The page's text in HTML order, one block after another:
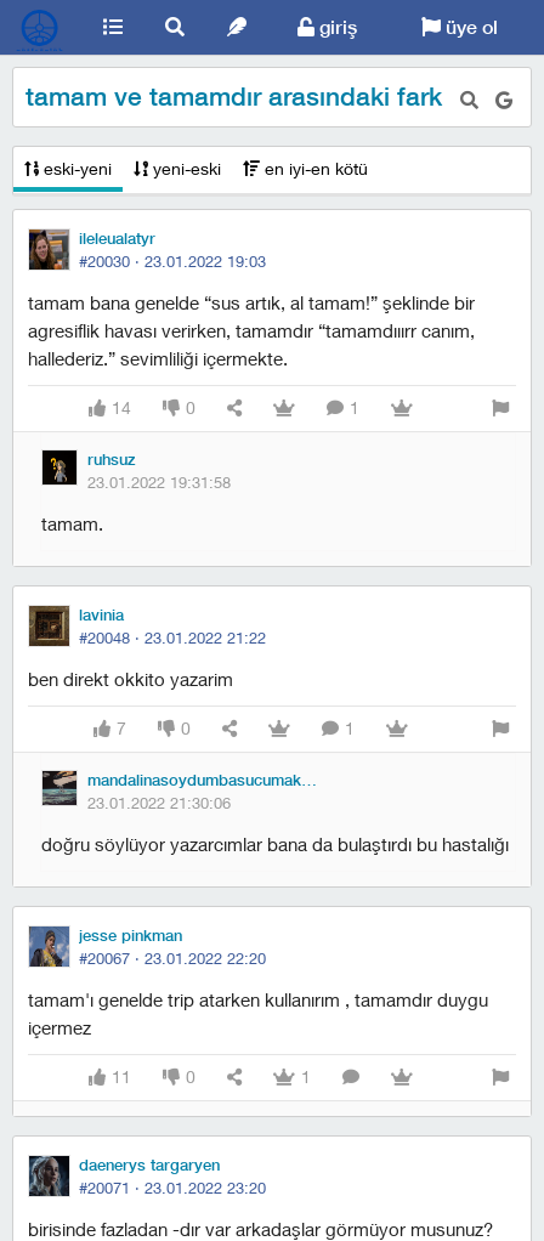
giriş üye ol
tamam ve tamamdır arasındaki fark
eski-yeni yeni-eski en iyi-en kötü
ileleualatyr
#20030 · 23.01.2022 19:03
tamam bana genelde “sus artık, al tamam!” şeklinde bir
agresiflik havası verirken, tamamdır “tamamdııırr canım,
hallederiz.” sevimliliği içermekte.
14 0 1
ruhsuz
23.01.2022 19:31:58
tamam.
lavinia
#20048 · 23.01.2022 21:22
ben direkt okkito yazarim
7 0 1
23.01.2022 21:30:06
doğru söylüyor yazarcımlar bana da bulaştırdı bu hastalığı
jesse pinkman
#20067 · 23.01.2022 22:20
tamam'ı genelde trip atarken kullanırım , tamamdır duygu
içermez
11 0 1
daenerys targaryen
#20071 · 23.01.2022 23:20
birisinde fazladan -dır var arkadaşlar görmüyor musunuz?